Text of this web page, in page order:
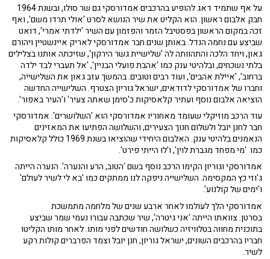
על אף שתמיד דאג להופיע בהרכבים אמדורסקי גם שר סולו, ובשנת 1964
חבק אלבום ראשון. הוא הקליט את שיר הנושא לסרט 'אולי תרדו משם', ואף
זכה במקום הראשון בפסטיבל הזמר והפזמון עם השיר 'ילדתי אמרי', דואט
שביצע עם נחמה הנדל. באותן שנים חבר אמדורסקי לאריק איינשטיין ויהורם
גאון, ויחד הלכה והתהוותה לה 'שלישיית גשר הירקון', שזיכתה אותנו בצלילים
בלתי נשכחים, ובלהיטי ענק כמו 'אהבת פועלי הבניין', 'אל תעברי לבד ילדה
ברחוב', 'איילת אהבים', ועוד רבים וטובים. בהמשך עזב גאון את השלישייה,
וחברו של אמדורסקי לדודאים, ישראל גוריון הצטרף. השלישייה החדשה
הוציאה אלבום נוסף ועתיר קלאסיקות כ'סימן שאתה צעיר' ו'העיר באפור'.
עוד הרכב מוזיקלי שעומד מאחוריו אמדורסקי הוא 'השלושרים'. אמדורסקי
חבר לחנן יובל ולשלום חנוך הצעירים, והשלושה הפתיעו את המאזינים
הנאמנים בלהיטי ענק. האלבום היחידי שהוציאו בשנת 1969 כולל קלאסיקות
כמו 'מי מפחד מגברת לוין', ו'לו הייתי פירט'.
אמדורסקי וגוריון הקימו הרכב נוסף בשם 'הטוב, הרע והנערה'. הנערה הייתה
ג'וזי כץ המקסימה. השלישייה ניפקה לנו ממתקים כמו 'בא לי לשיר לעולם'
ו'ימים של קולנוע'.
אמדורסקי הלך לעולמו לאחר ארבע שנים של מלחמה מתמשכת
בסרטן. צוואתו הייתה 'אני גיטרה', שיר שכתבה עבורו נעמי שמר שביצע
בתוכנית מחווה בטלוויזיה כשלושה חודשים לפני מותו. לאחר מותו הקליטו
חבריו בהרכבים השונים, ישראל גוריון, חנן יובל וצמד הפרברים קולות רקע
לשיר.